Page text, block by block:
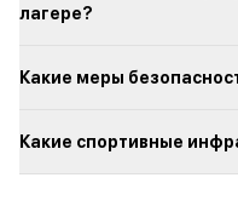
лагере?
Какие меры
Какие спортивные